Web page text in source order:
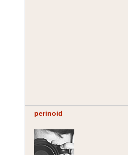
perinoid